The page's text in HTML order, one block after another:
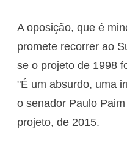
A oposição, que é
promete recorrer ao
se o projeto de 1998
"É um absurdo, uma
o senador Paulo
projeto, de 2015.